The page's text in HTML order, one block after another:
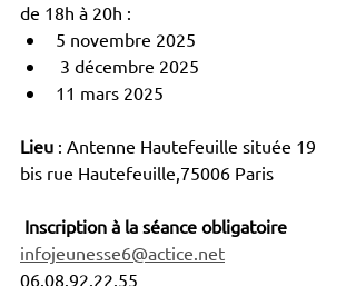
de 18h à 20h :
5 novembre 2025
3 décembre 2025
11 mars 2025
Lieu : Antenne Hautefeuille située 19
bis rue Hautefeuille,75006 Paris
Inscription à la séance obligatoire
infojeunesse6@actice.net
06.08.92.22.55